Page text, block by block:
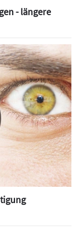
- längere